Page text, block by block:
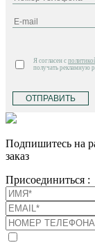
Я согласен с
получать рекламную
ОТПРАВИТЬ
Подпишитесь на
заказ
Присоединиться :